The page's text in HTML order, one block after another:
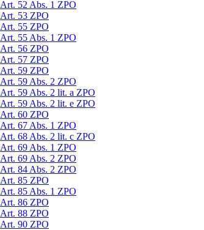
Art. 52 Abs. 1 ZPO
Art. 53 ZPO
Art. 55 ZPO
Art. 55 Abs. 1 ZPO
Art. 56 ZPO
Art. 57 ZPO
Art. 59 ZPO
Art. 59 Abs. 2 ZPO
Art. 59 Abs. 2 lit. a ZPO
Art. 59 Abs. 2 lit. e ZPO
Art. 60 ZPO
Art. 67 Abs. 1 ZPO
Art. 68 Abs. 2 lit. c ZPO
Art. 69 Abs. 1 ZPO
Art. 69 Abs. 2 ZPO
Art. 84 Abs. 2 ZPO
Art. 85 ZPO
Art. 85 Abs. 1 ZPO
Art. 86 ZPO
Art. 88 ZPO
Art. 90 ZPO